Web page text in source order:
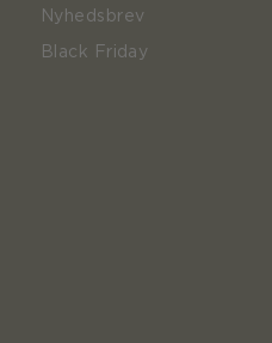
Nyhedsbrev
Black Friday